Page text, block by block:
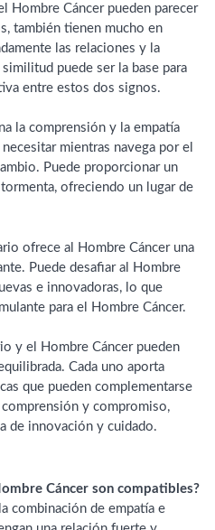
Hombre Cáncer pueden parecer
también tienen mucho en
las relaciones y la
puede ser la base para
entre estos dos signos.
la comprensión y la empatía
mientras navega por el
Puede proporcionar un
ofreciendo un lugar de
ofrece al Hombre Cáncer una
Puede desafiar al Hombre
e innovadoras, lo que
para el Hombre Cáncer.
y el Hombre Cáncer pueden
Cada uno aporta
que pueden complementarse
y compromiso,
de innovación y cuidado.
Cáncer son compatibles?
combinación de empatía e